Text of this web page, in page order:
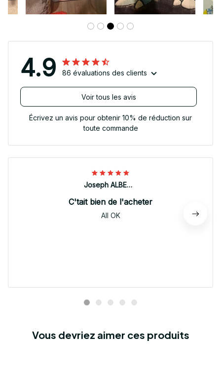
4.9 86 évaluations des clients
Voir tous les avis
Écrivez un avis pour obtenir 10% de réduction sur
toute commande
Joseph ALBERTINI
C'tait bien de l'acheter
All OK
Vous devriez aimer ces produits